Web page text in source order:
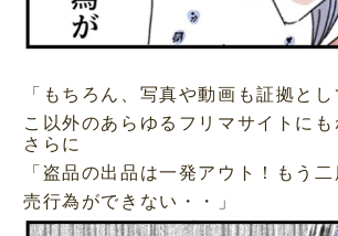
「もちろん、写真や動画も証拠と
こ以外のあらゆるフリマサイトにも
さらに
「盗品の出品は一発アウト！もう
売行為ができない・・」